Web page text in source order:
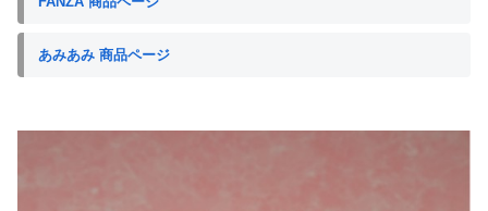
あみあみ 商品ページ